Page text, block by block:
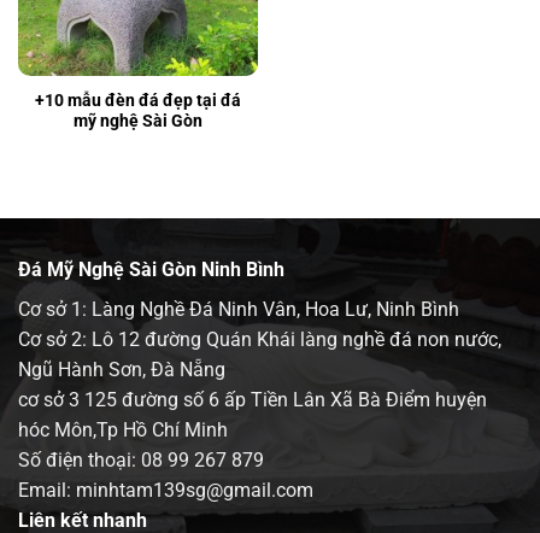
+10 mẫu đèn đá đẹp tại đá
mỹ nghệ Sài Gòn
Đá Mỹ Nghệ Sài Gòn Ninh Bình
Cơ sở 1: Làng Nghề Đá Ninh Vân, Hoa Lư, Ninh Bình
Cơ sở 2: Lô 12 đường Quán Khái làng nghề đá non nước,
Ngũ Hành Sơn, Đà Nẵng
cơ sở 3 125 đường số 6 ấp Tiền Lân Xã Bà Điểm huyện
hóc Môn,Tp Hồ Chí Minh
Số điện thoại: 08 99 267 879
Email: minhtam139sg@gmail.com
Liên kết nhanh